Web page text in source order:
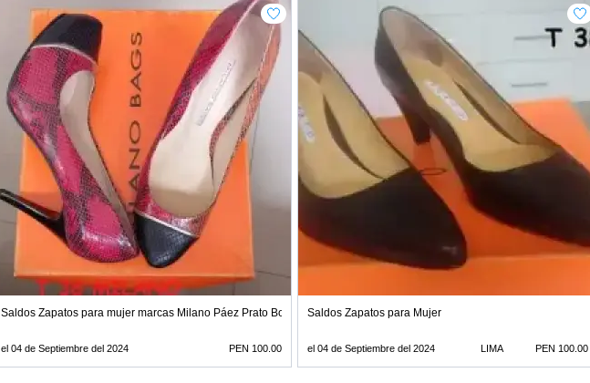
Saldos Zapatos para mujer marcas Milano Páez Prato Botero
el 04 de Septiembre del 2024 PEN 100.00
Saldos Zapatos para Mujer
el 04 de Septiembre del 2024 LIMA PEN 100.00